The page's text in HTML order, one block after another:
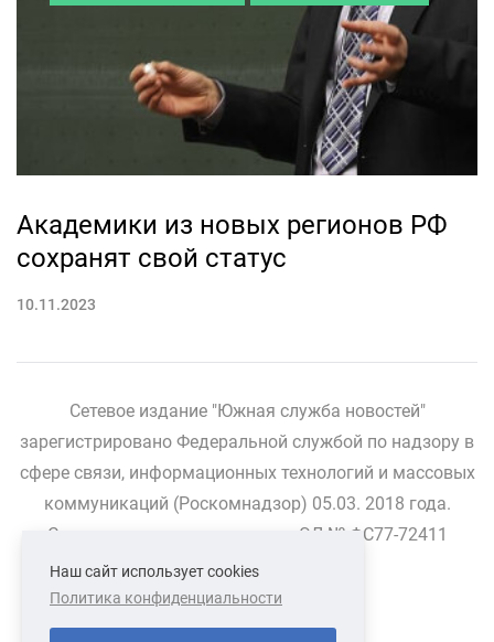
Академики из новых регионов РФ
сохранят свой статус
10.11.2023
Сетевое издание "Южная служба новостей"
зарегистрировано Федеральной службой по надзору в
сфере связи, информационных технологий и массовых
коммуникаций (Роскомнадзор) 05.03. 2018 года.
Свидетельство о регистрации ЭЛ № ФС77-72411
СВЯЗАТЬСЯ С НАМИ
Наш сайт использует cookies
Политика конфиденциальности